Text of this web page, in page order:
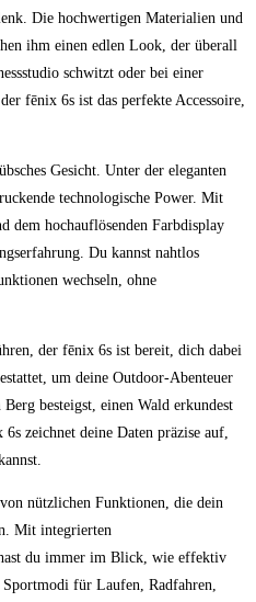
⁢Die hochwertigen Materialien und
ihm einen ‌edlen ⁤Look, ‌der überall
schwitzt oder bei einer
fēnix 6s ist das perfekte Accessoire,
Gesicht. Unter der eleganten‌
technologische Power. Mit
‌dem⁣ hochauflösenden ⁣Farbdisplay
Du kannst nahtlos
wechseln,‌ ohne
der fēnix 6s ist ⁣bereit, dich dabei
‍um deine⁢ Outdoor-Abenteuer‌
besteigst,⁣ einen ‍Wald erkundest
zeichnet ⁣deine ​Daten präzise auf,⁤
nützlichen⁢ Funktionen, ‍die dein
Mit integrierten⁤
du immer im Blick, wie effektiv
‌für ‍Laufen, Radfahren,​